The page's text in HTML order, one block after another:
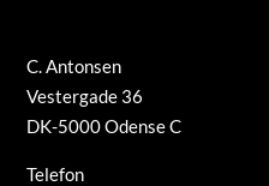
C. Antonsen
Vestergade 36
DK-5000 Odense C
Telefon